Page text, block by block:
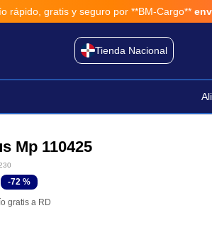
y seguro por **BM-Cargo** envios a
Tienda Nacional
Mp 110425
-72 %
gratis a RD